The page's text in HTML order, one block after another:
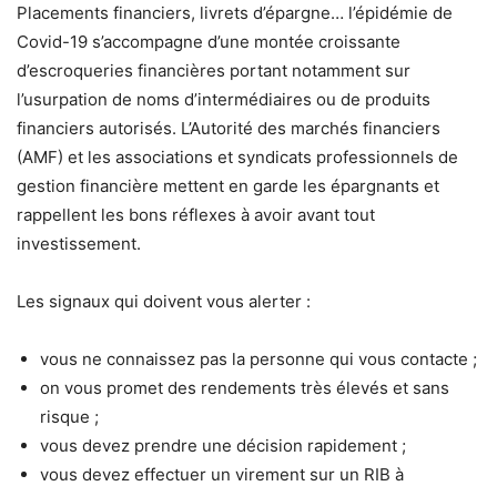
Placements financiers, livrets d’épargne… l’épidémie de
Covid-19 s’accompagne d’une montée croissante
d’escroqueries financières portant notamment sur
l’usurpation de noms d’intermédiaires ou de produits
financiers autorisés. L’Autorité des marchés financiers
(AMF) et les associations et syndicats professionnels de
gestion financière mettent en garde les épargnants et
rappellent les bons réflexes à avoir avant tout
investissement.
Les signaux qui doivent vous alerter :
vous ne connaissez pas la personne qui vous contacte ;
on vous promet des rendements très élevés et sans
risque ;
vous devez prendre une décision rapidement ;
vous devez effectuer un virement sur un RIB à